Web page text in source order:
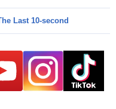
Last 10-second